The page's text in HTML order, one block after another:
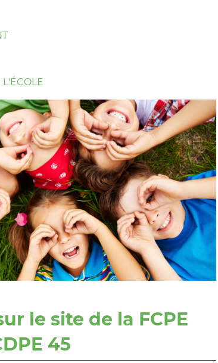
le site de la FCPE
45